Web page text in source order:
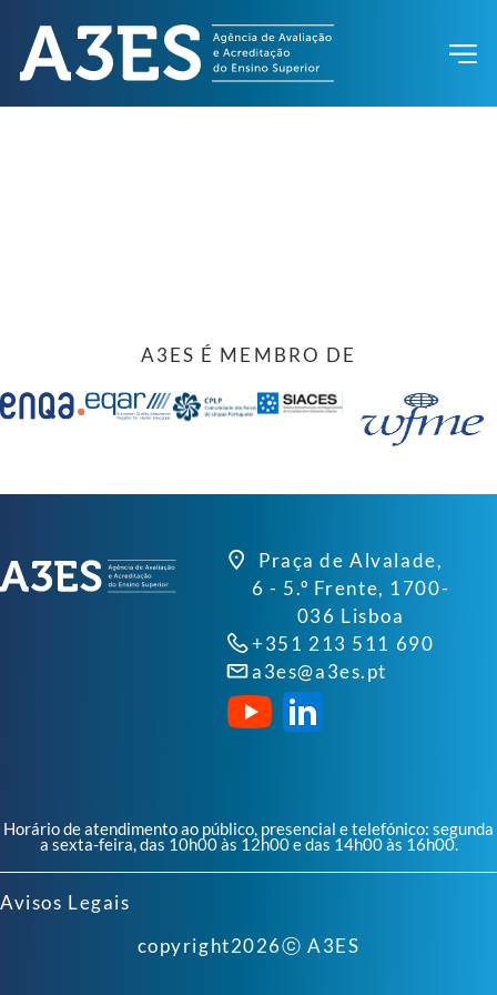
A3ES É MEMBRO DE
Praça de Alvalade,
6 - 5.º Frente, 1700-
036 Lisboa
+351 213 511 690
a3es@a3es.pt
Horário de atendimento ao público, presencial e telefónico: segunda
a sexta-feira, das 10h00 às 12h00 e das 14h00 às 16h00.
Avisos Legais
copyright2026ⓒ A3ES